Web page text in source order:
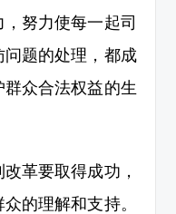
努力使每一起司
题的处理，都成
众合法权益的生
革要取得成功，
的理解和支持。